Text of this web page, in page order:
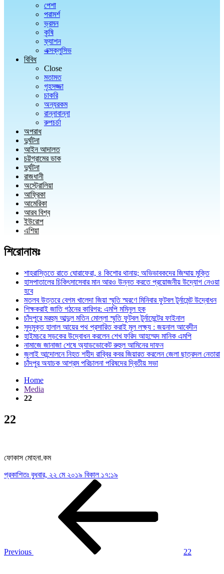
পেশা
পরামর্শ
ভ্রমন
কৃষি
ফ্যাশন
এক্সক্লুসিভ
বিবিধ
Close
মতামত
গৃহসজ্জা
চাকরি
অন্যরকম
রান্নাবান্না
রুপচর্চা
অপরাধ
দুর্ঘটনা
আইন আদালত
চট্টগ্রামের ডাক
দুর্ঘটনা
রাজধানী
অস্ট্রোলিয়া
আফ্রিকা
আমেরিকা
আরব বিশ্ব
ইউরোপ
এশিয়া
শিরোনামঃ
শাহরাস্তিতে রাতে ঘোরাফেরা, ৪ কিশোর থানায়; অভিভাবকদের জিম্মায় মুক্তি
হাসপাতালের চিকিৎসাসেবার মান আরও উন্নত করতে প্রয়োজনীয় উদ্যোগ নেওয়া
হবে
মতলব উত্তরে বেগম খালেদা জিয়া স্মৃতি স্মরণে মিনিবার ফুটবল টুর্নামেন্ট উদ্বোধন
শিক্ষকরাই জাতি গঠনের কারিগর: এমপি মমিনুল হক
চাঁদপুরে মরহুম আব্দুল মতিন মোল্লা স্মৃতি ফুটবল টুর্নামেন্টের ফাইনাল
সুদমুক্ত হালাল আয়ের পথ প্রসারিত করাই মূল লক্ষ্য : জয়নাল আবেদীন
হাইমচরে সড়কের উদ্বোধন করলেন শেখ ফরিদ আহম্মেদ মানিক এমপি
নামাজে জানাজা শেষে অ্যাডভোকেট রুহুল আমিনের দাফন
জুলাই আন্দোলনে নিহত শহীদ রাব্বির কবর জিয়ারত করলেন জেলা ছাত্রদল নেতারা
চাঁদপুর অযাচক আশ্রম পরিচালনা পরিষদের দ্বিতীয় সভা
Home
Media
22
22
ফোকাস মোহনা.কম
প্রকাশিতঃ বুধবার, ২২ মে ২০১৯ বিকাল ১৭:১৯
Previous 22